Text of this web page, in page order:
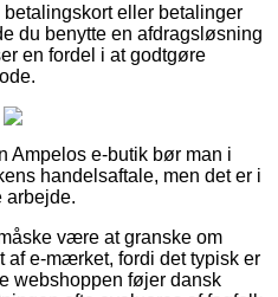
eller betalinger
du benytte en afdragsløsning
en fordel i at godtgøre
Ampelos e-butik bør man i
handelsaftale, men det er i
arbejde.
være at granske om
af e-mærket, fordi det typisk er
webshoppen føjer dansk